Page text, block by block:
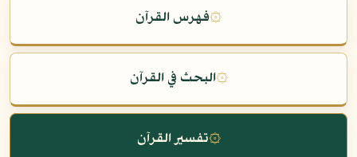
۞فهرس القرآن
۞البحث في القرآن
۞تفسير القرآن